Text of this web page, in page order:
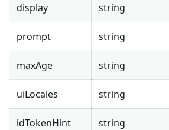
display string
prompt string
maxAge string
uiLocales string
idTokenHint string